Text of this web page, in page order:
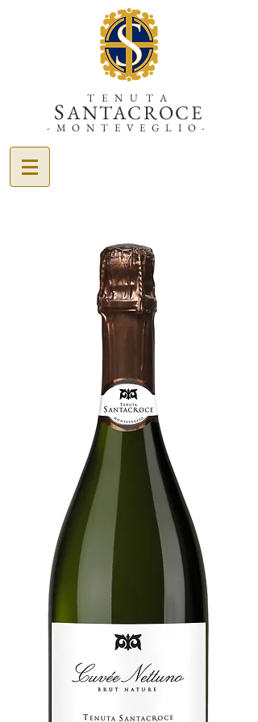
SANTACROCE
-MONTEVEGLIO-
TENUTA